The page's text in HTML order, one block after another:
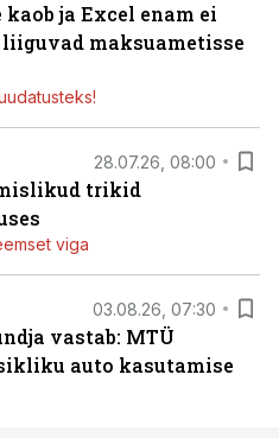
ja Excel enam ei
maksuametisse
28.07.26, 08:00
trikid
viga
03.08.26, 07:30
vastab: MTÜ
auto kasutamise